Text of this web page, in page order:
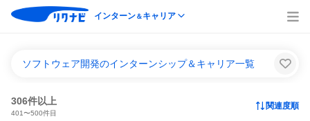
インターン＆キャリア
ソフトウェア開発のインターンシップ＆キャリア一覧
306件以上
401〜500件目
関連度順